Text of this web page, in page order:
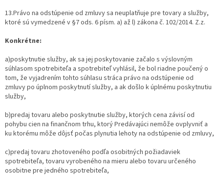
13.Právo na odstúpenie od zmluvy sa neuplatňuje pre tovary a služby,
ktoré sú vymedzené v §7 ods. 6 písm. a) až l) zákona č. 102/2014. Z.z.
Konkrétne:
a)poskytnutie služby, ak sa jej poskytovanie začalo s výslovným
súhlasom spotrebiteľa a spotrebiteľ vyhlásil, že bol riadne poučený o
tom, že vyjadrením tohto súhlasu stráca právo na odstúpenie od
zmluvy po úplnom poskytnutí služby, a ak došlo k úplnému poskytnutiu
služby,
b)predaj tovaru alebo poskytnutie služby, ktorých cena závisí od
pohybu cien na finančnom trhu, ktorý Predávajúci nemôže ovplyvniť a
ku ktorému môže dôjsť počas plynutia lehoty na odstúpenie od zmluvy,
c)predaj tovaru zhotoveného podľa osobitných požiadaviek
spotrebiteľa, tovaru vyrobeného na mieru alebo tovaru určeného
osobitne pre jedného spotrebiteľa,